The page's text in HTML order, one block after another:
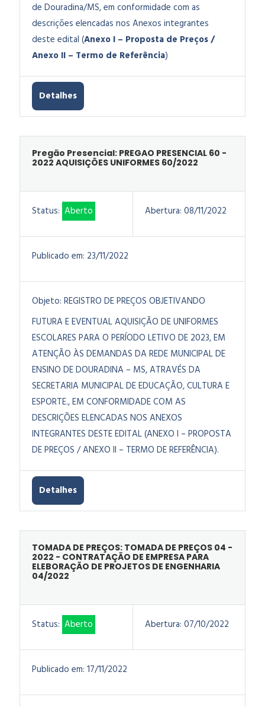
de Douradina/MS, em conformidade com as
descrições elencadas nos Anexos integrantes
deste edital (Anexo I – Proposta de Preços /
Anexo II – Termo de Referência)
Detalhes
Pregão Presencial: PREGAO PRESENCIAL 60 -
2022 AQUISIÇÕES UNIFORMES 60/2022
Status: Aberto Abertura: 08/11/2022
Publicado em: 23/11/2022
Objeto: REGISTRO DE PREÇOS OBJETIVANDO
FUTURA E EVENTUAL AQUISIÇÃO DE UNIFORMES
ESCOLARES PARA O PERÍODO LETIVO DE 2023, EM
ATENÇÃO ÀS DEMANDAS DA REDE MUNICIPAL DE
ENSINO DE DOURADINA – MS, ATRAVÉS DA
SECRETARIA MUNICIPAL DE EDUCAÇÃO, CULTURA E
ESPORTE., EM CONFORMIDADE COM AS
DESCRIÇÕES ELENCADAS NOS ANEXOS
INTEGRANTES DESTE EDITAL (ANEXO I – PROPOSTA
DE PREÇOS / ANEXO II – TERMO DE REFERÊNCIA).
Detalhes
TOMADA DE PREÇOS: TOMADA DE PREÇOS 04 -
2022 - CONTRATAÇÃO DE EMPRESA PARA
ELEBORAÇÃO DE PROJETOS DE ENGENHARIA
04/2022
Status: Aberto Abertura: 07/10/2022
Publicado em: 17/11/2022